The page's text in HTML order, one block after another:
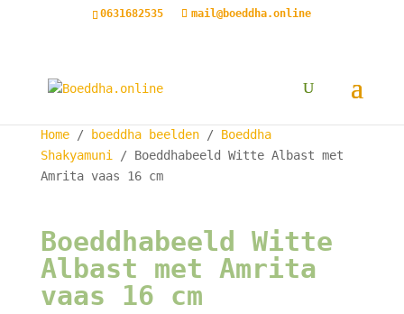
0631682535 mail@boeddha.online
Home/ boeddha beelden/ Boeddha
Shakyamuni
/ Boeddhabeeld Witte Albast met
Amrita vaas 16 cm
Boeddhabeeld Witte
Albast met Amrita
vaas 16 cm